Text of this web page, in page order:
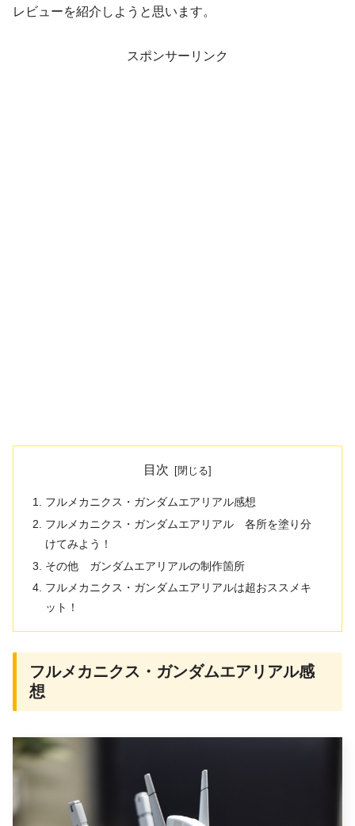
レビューを紹介しようと思います。
スポンサーリンク
目次
フルメカニクス・ガンダムエアリアル感想
フルメカニクス・ガンダムエアリアル 各所を塗り分
けてみよう！
その他 ガンダムエアリアルの制作箇所
フルメカニクス・ガンダムエアリアルは超おススメキ
ット！
フルメカニクス・ガンダムエアリアル感
想